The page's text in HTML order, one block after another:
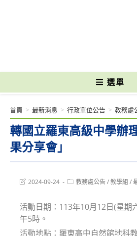
選單
轉國立羅東高級中學辦
果分享會」
首頁 > 最新消息 > 行政單位公告 > 教務處
Post2024-09-24
Post教務處公告/教學組 /
活動日期：113年10月12日(星期
午5時。
活動地點：羅東高中自然館地科